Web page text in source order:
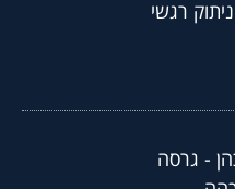
ניתוק רגשי